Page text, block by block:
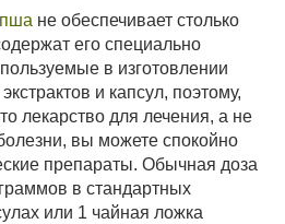
не обеспечивает столько
его специально
в изготовлении
и капсул, поэтому,
лекарство для лечения, а не
вы можете спокойно
препараты. Обычная доза
в стандартных
или 1 чайная ложка